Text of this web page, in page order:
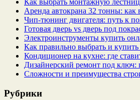
Как выбрать монтажную
Аренда автокрана 32 тонны: как
Чип‑тюнинг двигателя: путь к
Готовая дверь vs дверь под
Электроинструменты купить
Как правильно выбрать и
Кондиционер на кухне: где
Дизайнерский ремонт под ключ:
Сложности и преимущества
Рубрики